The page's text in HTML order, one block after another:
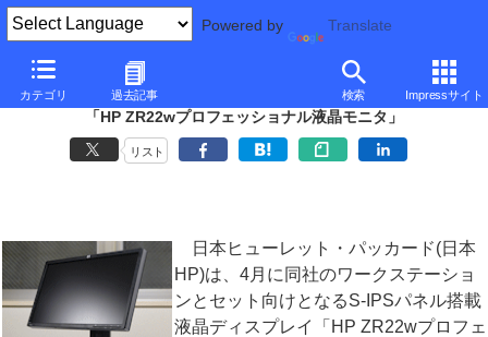
Powered by Translate
カテゴリ 過去記事 検索 Impressサイト
安価なS-IPS液晶ディスプレイ
「HP ZR22wプロフェッショナル液晶モニタ」
リスト
日本ヒューレット・パッカード(日本
HP)は、4月に同社のワークステーショ
ンとセット向けとなるS-IPSパネル搭載
液晶ディスプレイ「HP ZR22wプロフェ